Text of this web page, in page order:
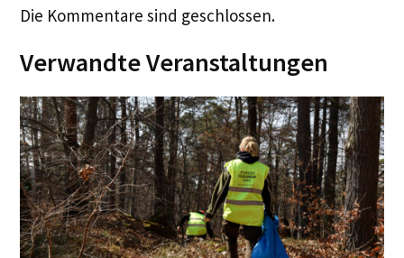
Die Kommentare sind geschlossen.
Verwandte Veranstaltungen